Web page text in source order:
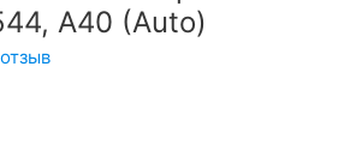
A40 (Auto)